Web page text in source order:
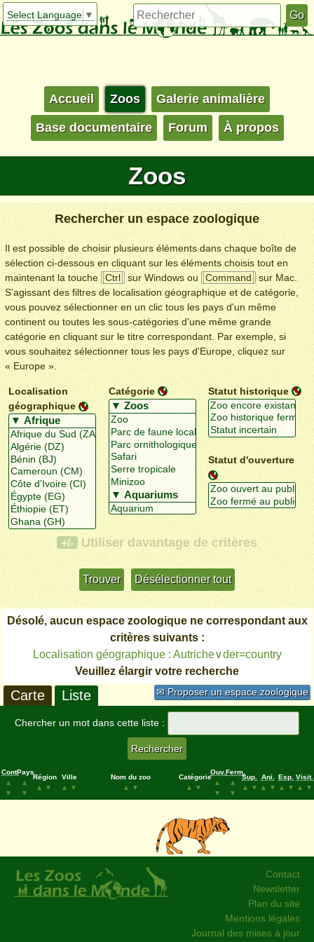
Select Language ▼
Accueil Zoos Galerie animalière
Base documentaire Forum À propos
Zoos
Rechercher un espace zoologique
Il est possible de choisir plusieurs éléments dans chaque boîte de
sélection ci-dessous en cliquant sur les éléments choisis tout en
maintenant la touche
Ctrl sur Windows ou Command
sur Mac.
S'agissant des filtres de localisation géographique et de catégorie,
vous pouvez sélectionner en un clic tous les pays d'un même
continent ou toutes les sous-catégories d'une même grande
catégorie en cliquant sur le titre correspondant. Par exemple, si
vous souhaitez sélectionner tous les pays d'Europe, cliquez sur
« Europe ».
Localisation
géographique
Catégorie Statut historique
Statut d'ouverture
+/- Utiliser davantage de critères
Désolé, aucun espace zoologique ne correspondant aux
critères suivants :
Localisation géographique : Autriche∨der=country
Veuillez élargir votre recherche
✉ Proposer un espace zoologique
Carte Liste
Chercher un mot dans cette liste :
Cont.
▲
▼
Pays
▲
▼
Région
▲
▼
Ville
▲
▼
Nom du zoo
▲
▼
Catégorie
▲
▼
Ouv.
▲
▼
Ferm.
▲
▼
Sup.
▲
▼
Ani.
▲
▼
Esp.
▲
▼
Visit.
▲
▼
Contact
Newsletter
Plan du site
Mentions légales
Journal des mises à jour